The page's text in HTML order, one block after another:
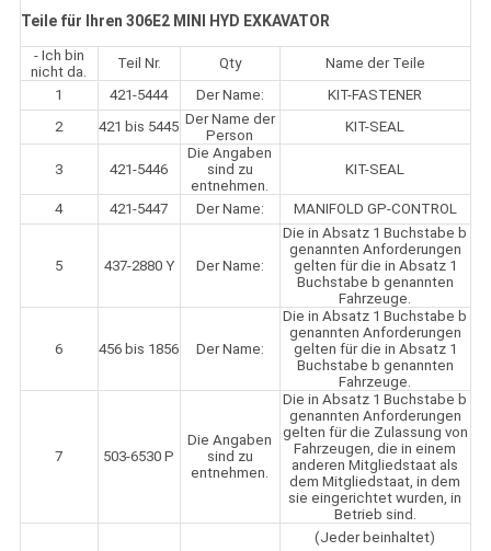
Teile für Ihren 306E2 MINI HYD EXKAVATOR
- Ich bin
nicht da.
Teil Nr. Qty
Name der Teile
1
421-5444 Der Name:
KIT-FASTENER
2
421 bis 5445 Der Name der
Person
KIT-SEAL
3 421-5446
Die Angaben
sind zu
entnehmen.
KIT-SEAL
4 421-5447 Der Name: MANIFOLD GP-CONTROL
5 437-2880 Y Der Name:
Die in Absatz 1 Buchstabe b
genannten Anforderungen
gelten für die in Absatz 1
Buchstabe b genannten
Fahrzeuge.
6 456 bis 1856 Der Name:
Die in Absatz 1 Buchstabe b
genannten Anforderungen
gelten für die in Absatz 1
Buchstabe b genannten
Fahrzeuge.
7 503-6530 P
Die Angaben
sind zu
entnehmen.
Die in Absatz 1 Buchstabe b
genannten Anforderungen
gelten für die Zulassung von
Fahrzeugen, die in einem
anderen Mitgliedstaat als
dem Mitgliedstaat, in dem
sie eingerichtet wurden, in
Betrieb sind.
(Jeder beinhaltet)